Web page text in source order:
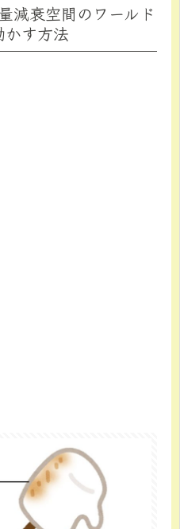
減衰空間のワールド
かす方法